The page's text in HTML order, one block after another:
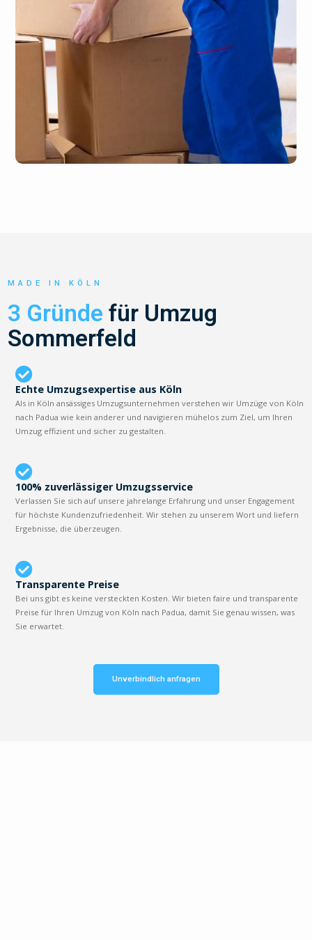
MADE IN KÖLN
3 Gründe für Umzug
Sommerfeld
Echte Umzugsexpertise aus Köln
Als in Köln ansässiges Umzugsunternehmen verstehen wir Umzüge von Köln
nach Padua wie kein anderer und navigieren mühelos zum Ziel, um Ihren
Umzug effizient und sicher zu gestalten.
100% zuverlässiger Umzugsservice
Verlassen Sie sich auf unsere jahrelange Erfahrung und unser Engagement
für höchste Kundenzufriedenheit. Wir stehen zu unserem Wort und liefern
Ergebnisse, die überzeugen.
Transparente Preise
Bei uns gibt es keine versteckten Kosten. Wir bieten faire und transparente
Preise für Ihren Umzug von Köln nach Padua, damit Sie genau wissen, was
Sie erwartet.
Unverbindlich anfragen